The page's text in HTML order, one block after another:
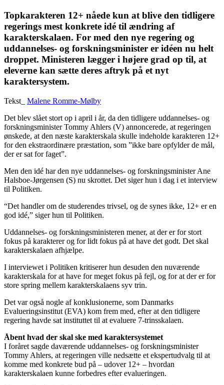
Topkarakteren 12+ nåede kun at blive den tidligere
regerings mest konkrete idé til ændring af
karakterskalaen. For med den nye regering og
uddannelses- og forskningsminister er idéen nu helt
droppet. Ministeren lægger i højere grad op til, at
eleverne kan sætte deres aftryk på et nyt
karaktersystem.
Tekst_ Malene Romme-Mølby
Det blev slået stort op i april i år, da den tidligere uddannelses- og
forskningsminister Tommy Ahlers (V) annoncerede, at regeringen
ønskede, at den næste karakterskala skulle indeholde karakteren 12+
for den ekstraordinære præstation, som ”ikke bare opfylder de mål,
der er sat for faget”.
Men den idé har den nye uddannelses- og forskningsminister Ane
Halsboe-Jørgensen (S) nu skrottet. Det siger hun i dag i et interview
til Politiken.
“Det handler om de studerendes trivsel, og de synes ikke, 12+ er en
god idé,” siger hun til Politiken.
Uddannelses- og forskningsministeren mener, at der er for stort
fokus på karakterer og for lidt fokus på at have det godt. Det skal
karakterskalaen afhjælpe.
I interviewet i Politiken kritiserer hun desuden den nuværende
karakterskala for at have for meget fokus på fejl, og for at der er for
store spring mellem karakterskalaens syv trin.
Det var også nogle af konklusionerne, som Danmarks
Evalueringsinstitut (EVA) kom frem med, efter at den tidligere
regering havde sat instituttet til at evaluere 7-trinsskalaen.
Åbent hvad der skal ske med karaktersystemet
I foråret sagde daværende uddannelses- og forskningsminister
Tommy Ahlers, at regeringen ville nedsætte et ekspertudvalg til at
komme med konkrete bud på – udover 12+ – hvordan
karakterskalaen kunne forbedres efter evalueringen.